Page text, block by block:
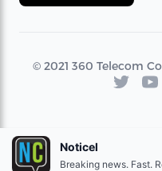
© 2021 360 Telecom
Noticel